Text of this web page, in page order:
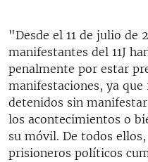
"Desde el 11 de julio de
manifestantes del 11J
penalmente por estar
manifestaciones, ya
detenidos sin
los acontecimientos o
su móvil. De todos
prisioneros políticos